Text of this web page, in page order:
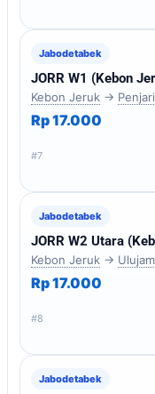
Jabodetabek
JORR W1 (Kebon
Kebon Jeruk →
Rp 17.000
#7
Jabodetabek
JORR W2 Utara
Kebon Jeruk →
Rp 17.000
#8
Jabodetabek